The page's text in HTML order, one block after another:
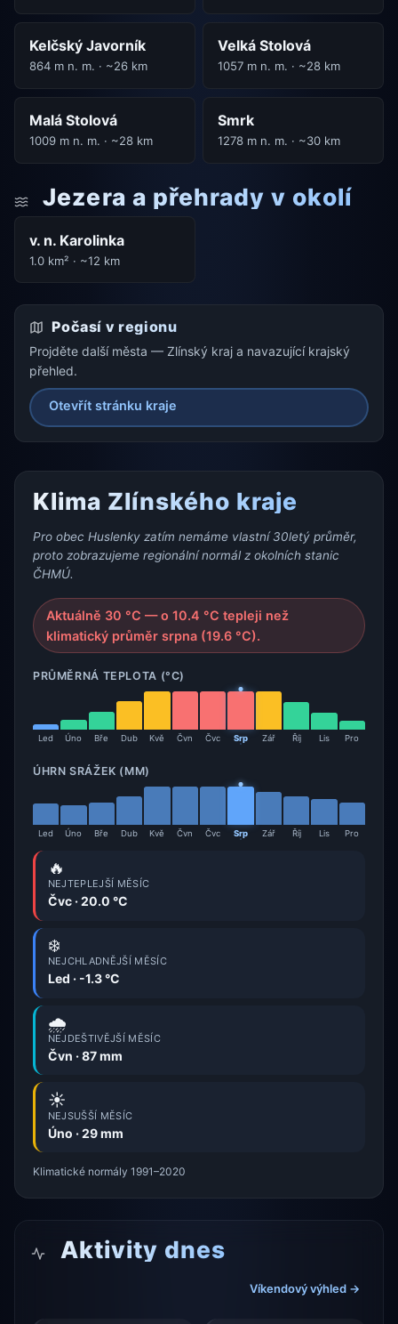
Kelčský Javorník
864 m n. m. · ~26 km
Velká Stolová
1057 m n. m. · ~28 km
Malá Stolová
1009 m n. m. · ~28 km
Smrk
1278 m n. m. · ~30 km
Jezera a přehrady v okolí
v. n. Karolinka
1.0 km² · ~12 km
Počasí v regionu
Projděte další města — Zlínský kraj a navazující krajský
přehled.
Otevřít stránku kraje
Klima Zlínského kraje
Pro obec Huslenky zatím nemáme vlastní 30letý průměr,
proto zobrazujeme regionální normál z okolních stanic
ČHMÚ.
Aktuálně 30 °C — o 10.4 °C tepleji než
klimatický průměr srpna (19.6 °C).
PRŮMĚRNÁ TEPLOTA (°C)
Led Úno Bře Dub Kvě Čvn Čvc Srp Zář Říj Lis Pro
ÚHRN SRÁŽEK (MM)
Led Úno Bře Dub Kvě Čvn Čvc Srp Zář Říj Lis Pro
🔥
NEJTEPLEJŠÍ MĚSÍC
Čvc · 20.0 °C
❄️
NEJCHLADNĚJŠÍ MĚSÍC
Led · -1.3 °C
🌧️
NEJDEŠTIVĚJŠÍ MĚSÍC
Čvn · 87 mm
☀️
NEJSUŠŠÍ MĚSÍC
Úno · 29 mm
Klimatické normály 1991–2020
Aktivity dnes
Víkendový výhled →